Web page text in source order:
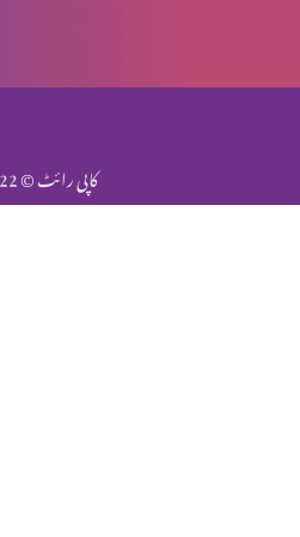
مرُدوں کی قیامت کے بارے
کاپی رائٹ © 2022 زندگی ٹی وی۔ جملہ حقوق محفوظ ہیں